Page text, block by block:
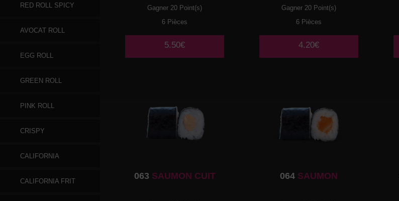
RED ROLL SPICY
AVOCAT ROLL
EGG ROLL
GREEN ROLL
PINK ROLL
CRISPY
CALIFORNIA
CALIFORNIA FRIT
Gagner 20 Point(s)
6 Pièces
5.50€
Gagner 20 Point(s)
6 Pièces
4.20€
063 SAUMON CUIT 064 SAUMON